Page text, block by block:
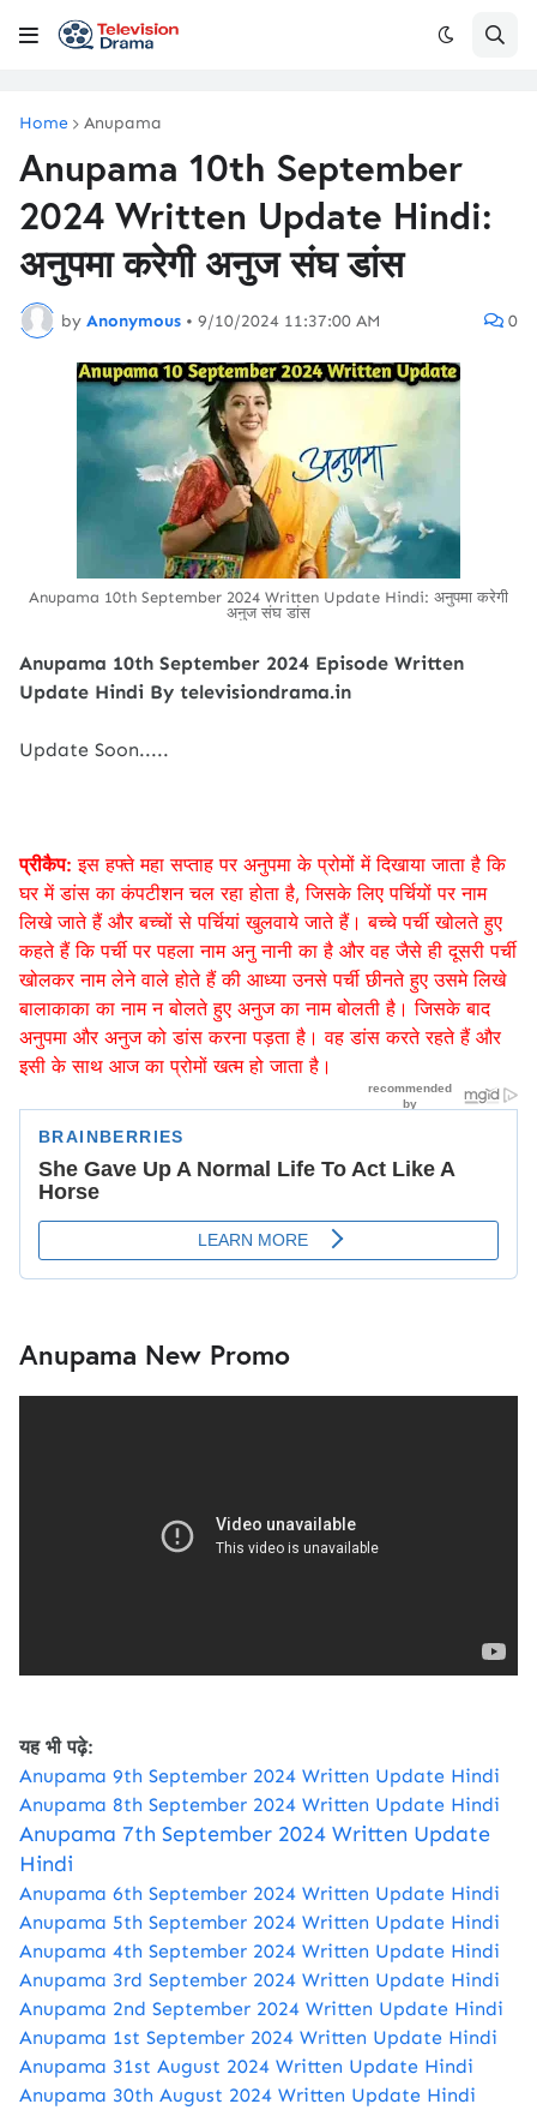
Home Anupama
Anupama 10th September
2024 Written Update Hindi:
अनुपमा करेगी अनुज संघ डांस
by Anonymous • 9/10/2024 11:37:00 AM 0
Anupama 10th September 2024 Written Update Hindi: अनुपमा करेगी
अनुज संघ डांस
Anupama 10th September 2024 Episode Written
Update Hindi By televisiondrama.in
Update Soon.....
प्रीकैप:इस हफ्ते महा सप्ताह पर अनुपमा के प्रोमों में दिखाया जाता है कि
घर में डांस का कंपटीशन चल रहा होता है, जिसके लिए पर्चियों पर नाम
लिखे जाते हैं और बच्चों से पर्चियां खुलवाये जाते हैं। बच्चे पर्ची खोलते हुए
कहते हैं कि पर्ची पर पहला नाम अनु नानी का है और वह जैसे ही दूसरी पर्ची
खोलकर नाम लेने वाले होते हैं की आध्या उनसे पर्ची छीनते हुए उसमे लिखे
बालाकाका का नाम न बोलते हुए अनुज का नाम बोलती है। जिसके बाद
अनुपमा और अनुज को डांस करना पड़ता है। वह डांस करते रहते हैं और
इसी के साथ आज का प्रोमों खत्म हो जाता है।
Anupama New Promo
यह भी पढ़े:
Anupama 9th September 2024 Written Update Hindi
Anupama 8th September 2024 Written Update Hindi
Anupama 7th September 2024 Written Update
Hindi
Anupama 6th September 2024 Written Update Hindi
Anupama 5th September 2024 Written Update Hindi
Anupama 4th September 2024 Written Update Hindi
Anupama 3rd September 2024 Written Update Hindi
Anupama 2nd September 2024 Written Update Hindi
Anupama 1st September 2024 Written Update Hindi
Anupama 31st August 2024 Written Update Hindi
Anupama 30th August 2024 Written Update Hindi